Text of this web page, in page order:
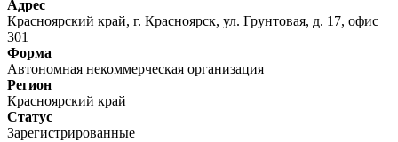
Адрес
Красноярский край, г. Красноярск, ул. Грунтовая, д. 17, офис
301
Форма
Автономная некоммерческая организация
Регион
Красноярский край
Статус
Зарегистрированные